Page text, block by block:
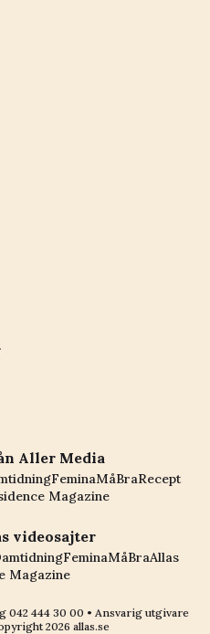
Aller Media
FeminaMåBraRecept
Magazine
videosajter
FeminaMåBraAllas
Magazine
042 444 30 00 • Ansvarig utgivare
2026 allas.se